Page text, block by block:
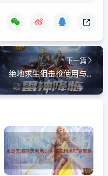
下一篇
绝地求生狙击枪使用与隐蔽射击